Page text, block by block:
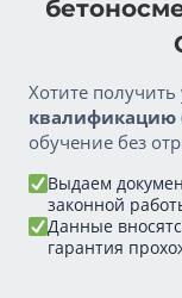
Хотите
квалификацию
обучение без
Выдаем
законной
Данные
гарантия